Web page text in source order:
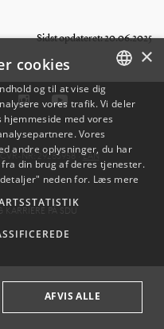
Sidst opdateret: 20.06.2025
NR: 29283958 ·EAN
KARRIERE PÅ SDU
DANISH
DANISH
×
cookies
og til at vise dig
vores trafik. Vi deler
med vores
Vores
andre oplysninger, du har
din brug af deres tjenester.
neden for. Læs mere
AFVIS ALLE